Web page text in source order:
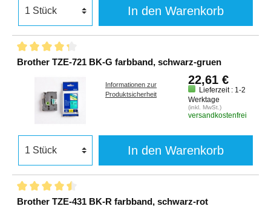
In den Warenkorb
Brother TZE-721 BK-G farbband, schwarz-gruen
Informationen zur
Produktsicherheit
22,61 €
Lieferzeit : 1-2
Werktage
(inkl. MwSt.)
versandkostenfrei
In den Warenkorb
Brother TZE-431 BK-R farbband, schwarz-rot